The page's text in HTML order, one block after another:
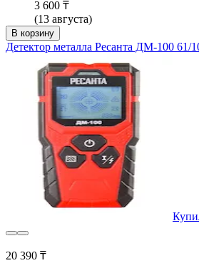
3 600 ₸
(13 августа)
В корзину
Детектор металла Ресанта ДМ-100 61/
20 390 ₸